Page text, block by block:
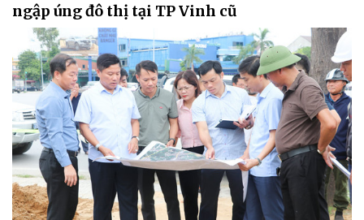
ngập úng đô thị tại TP Vinh cũ